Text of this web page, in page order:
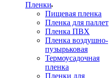
Пленки
Пищевая пленка
Пленка для паллет
Пленка ПВХ
Пленка воздушно-
пузырьковая
Термоусадочная
пленка
Пленки для